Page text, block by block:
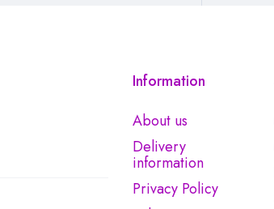
Information
About us
Delivery
information
Privacy Policy